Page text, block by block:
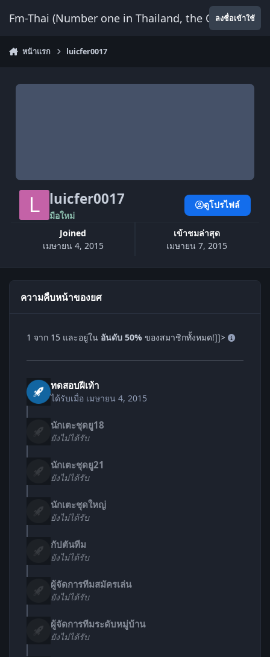
Fm-Thai (Number one in Thailand, the Onlyลงชื่อเข้าใช้
หน้าแรก luicfer0017
luicfer0017
มือใหม่
Joined
เมษายน 4, 2015
เข้าชมล่าสุด
เมษายน 7, 2015
ดูโปรไฟล์
ความคืบหน้าของยศ
1 จาก 15 และอยู่ใน อันดับ 50% ของสมาชิกทั้งหมด!]]>
ทดสอบฝีเท้า
ได้รับเมื่อ เมษายน 4, 2015
นักเตะชุดยู18
ยังไม่ได้รับ
นักเตะชุดยู21
ยังไม่ได้รับ
นักเตะชุดใหญ่
ยังไม่ได้รับ
กัปตันทีม
ยังไม่ได้รับ
ผู้จัดการทีมสมัครเล่น
ยังไม่ได้รับ
ผู้จัดการทีมระดับหมู่บ้าน
ยังไม่ได้รับ